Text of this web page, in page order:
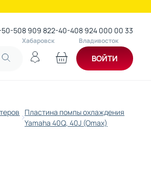
508 909 822-40-40
Хабаровск
8 924 000 00 33
Владивосток
ВОЙТИ
Пластина помпы охлаждения
Yamaha 40Q, 40J (Omax)